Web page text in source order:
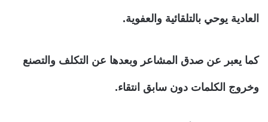
العادية يوحي بالتلقائية والعفوية.
كما يعبر عن صدق المشاعر وبعدها عن التكلف والتصنع
وخروج الكلمات دون سابق انتقاء.